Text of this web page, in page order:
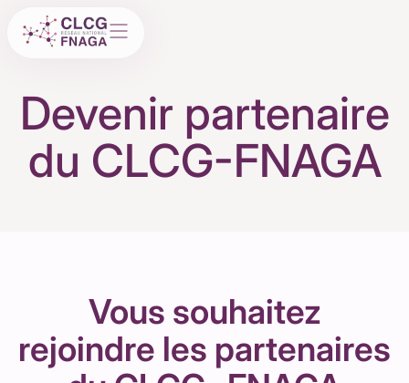
Devenir partenaire
du CLCG-FNAGA
Vous souhaitez
rejoindre les partenaires